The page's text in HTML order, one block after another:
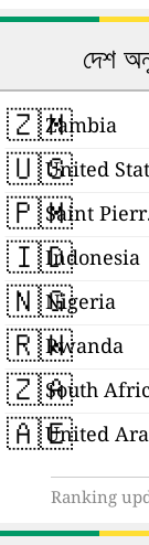
দেশ
🇿🇲Zambia
🇺🇸United
🇵🇲
🇮🇩Indonesia
🇳🇬Nigeria
🇷🇼Rwanda
🇿🇦South
🇦🇪
Ranking